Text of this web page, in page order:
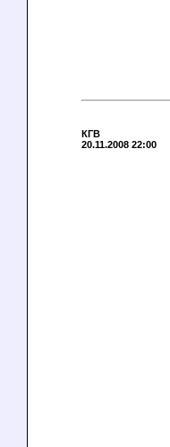
КГВ
20.11.2008 22:00